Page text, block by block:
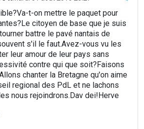
t-on mettre le paquet pour
citoyen de base que je suis
battre le pavé nantais de
s'il le faut.Avez-vous vu les
leur amour de leur pays sans
contre qui que soit?Faisons
chanter la Bretagne qu'on aime
regional des PdL et ne lachons
nous rejoindrons.Dav dei!Herve